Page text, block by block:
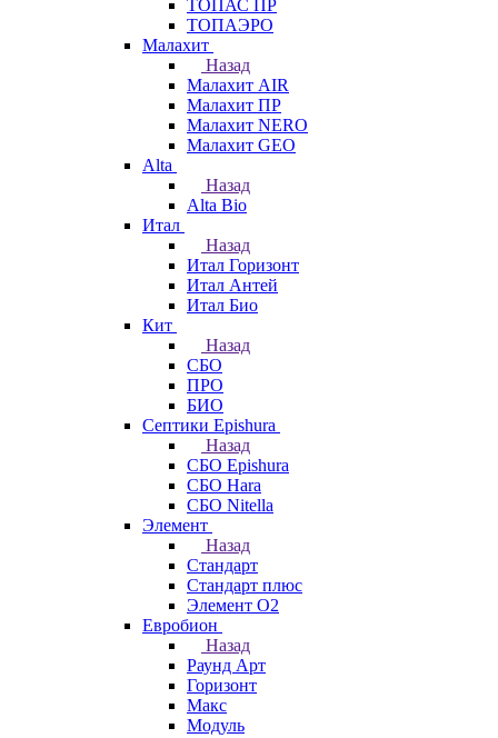
ТОПАС ПР
ТОПАЭРО
Малахит
Назад
Малахит AIR
Малахит ПР
Малахит NERO
Малахит GEO
Alta
Назад
Alta Bio
Итал
Назад
Итал Горизонт
Итал Антей
Итал Био
Кит
Назад
СБО
ПРО
БИО
Септики Epishura
Назад
СБО Epishura
СБО Hara
СБО Nitella
Элемент
Назад
Стандарт
Стандарт плюс
Элемент О2
Евробион
Назад
Раунд Арт
Горизонт
Макс
Модуль